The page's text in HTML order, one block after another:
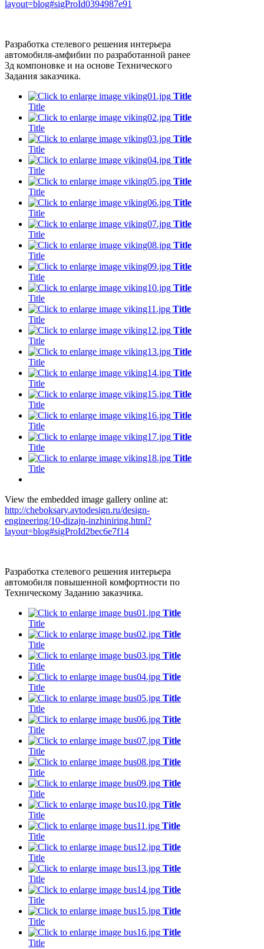
layout=blog#sigProId0394987e91
Разработка стелевого решения интерьера
автомобиля-амфибии по разработанной ранее
3д компоновке и на основе Технического
Задания заказчика.
Title
Title
Title
Title
Title
Title
Title
Title
Title
Title
Title
Title
Title
Title
Title
Title
Title
Title
Title
Title
Title
Title
Title
Title
Title
Title
Title
Title
Title
Title
Title
Title
Title
Title
Title
Title
View the embedded image gallery online at:
http://cheboksary.avtodesign.ru/design-
engineering/10-dizajn-inzhiniring.html?
layout=blog#sigProId2bec6e7f14
Разработка стелевого решения интерьера
автомобиля повышенной комфортности по
Техническому Заданию заказчика.
Title
Title
Title
Title
Title
Title
Title
Title
Title
Title
Title
Title
Title
Title
Title
Title
Title
Title
Title
Title
Title
Title
Title
Title
Title
Title
Title
Title
Title
Title
Title
Title